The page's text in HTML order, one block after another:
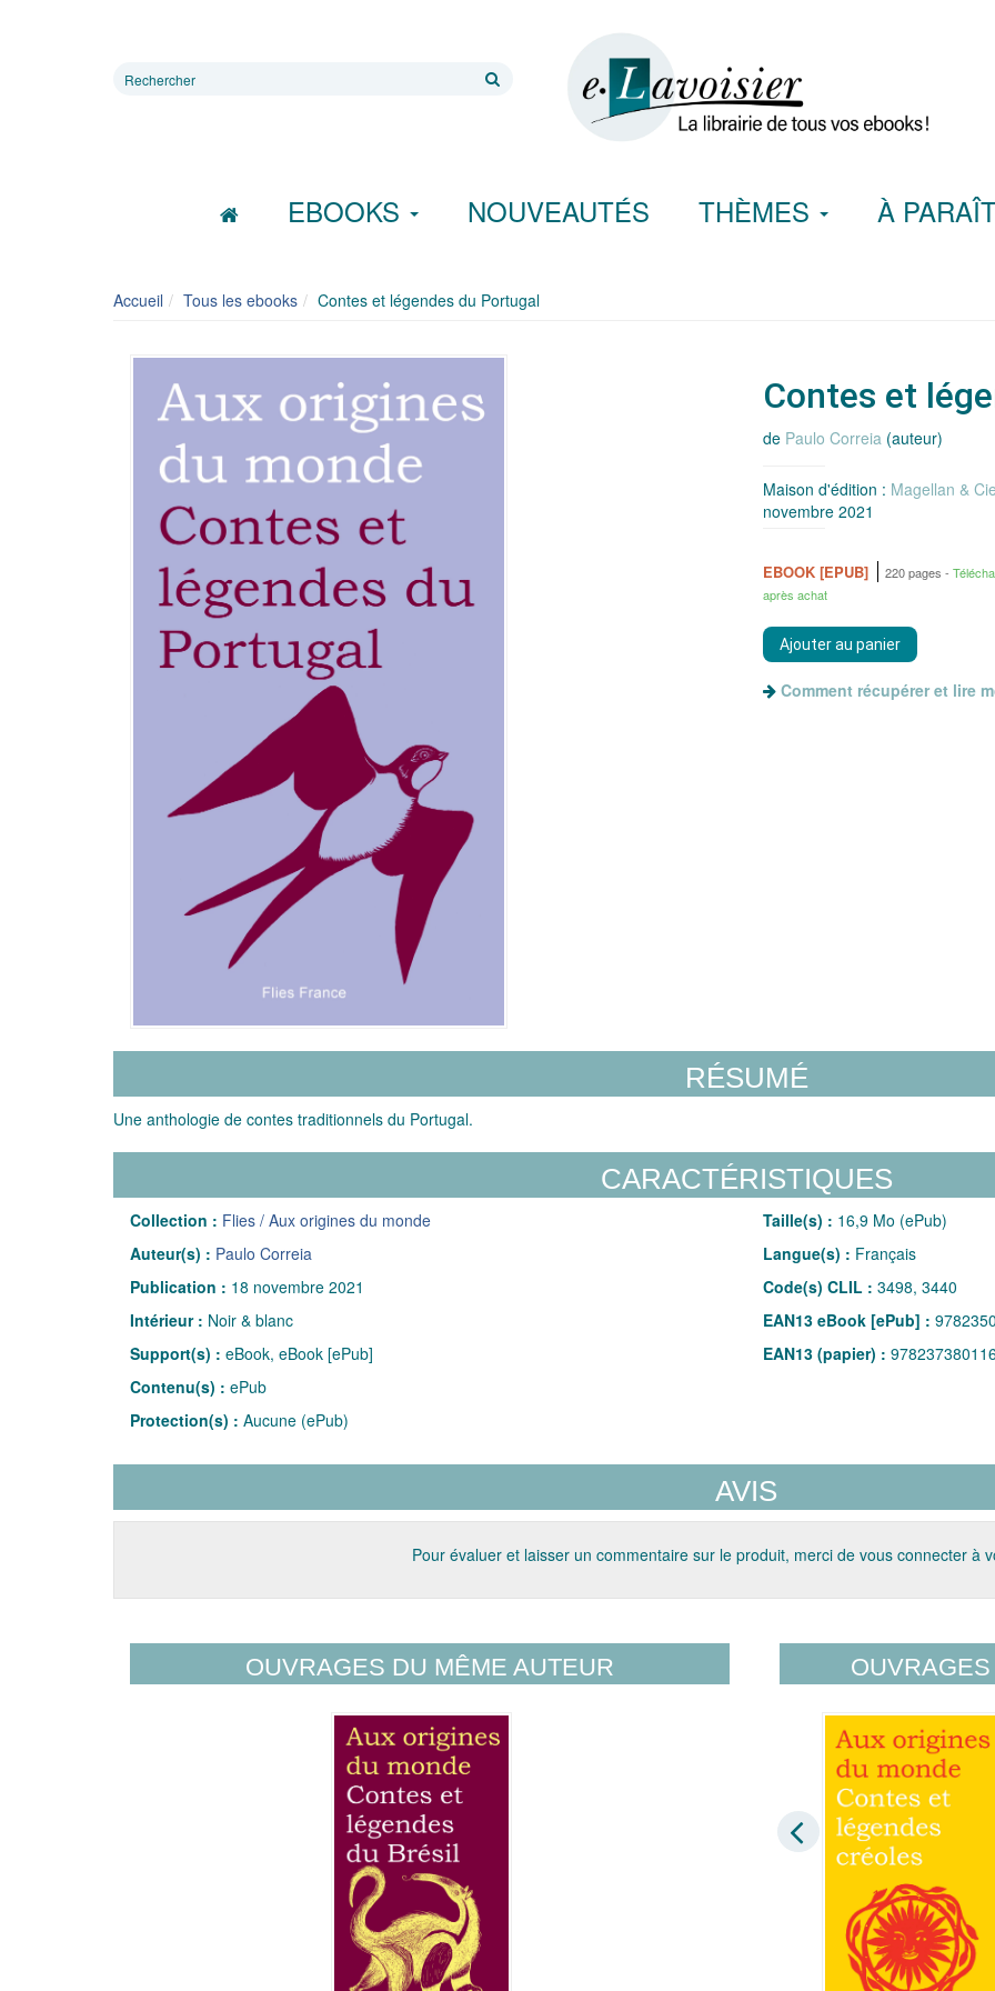
Rechercher
EBOOKS NOUVEAUTÉS THÈMES À
Accueil Tous les ebooks Contes et légendes du Portugal
Contes et
de Paulo Correia (auteur)
Maison d'édition : Magellan & Cie
novembre 2021
EBOOK [EPUB] 220 pages
après achat
Comment récupérer et lire
RÉSUMÉ
Une anthologie de contes traditionnels du Portugal.
CARACTÉRISTIQUES
Collection : Flies / Aux origines du monde
Auteur(s) : Paulo Correia
Publication : 18 novembre 2021
Intérieur : Noir & blanc
Support(s) : eBook, eBook [ePub]
Contenu(s) : ePub
Protection(s) : Aucune (ePub)
Taille(s) : 16,9 Mo (ePub)
Langue(s) : Français
Code(s) CLIL : 3498, 3440
EAN13 eBook [ePub] :
EAN13 (papier) :
AVIS
Pour évaluer et laisser un commentaire sur le produit, merci de vous connecter à
OUVRAGES DU MÊME AUTEUR